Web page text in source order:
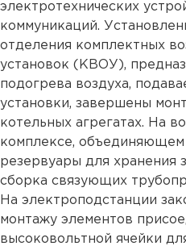
электротехнических
коммуникаций.
отделения комплектных
установок (КВОУ),
подогрева воздуха,
установки, завершены
котельных агрегатах. На
комплексе, объединяющем
резервуары для хранения
сборка связующих
На электроподстанции
монтажу элементов
высоковольтной ячейки